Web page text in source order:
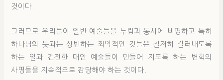
것이다.
그러므로 우리들이 일반 예술들을 누림과 동시에 비평하고 특히
하나님의 뜻과는 상반하는 죄악적인 것들은 철저히 걸러내도록
하는 일과 건전한 대안 예술들이 만들어 지도록 하는 변혁의
사명들을 지속적으로 감당해야 하는 것이다.